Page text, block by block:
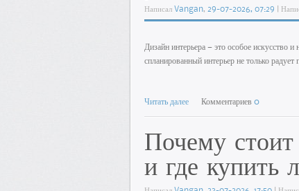
НаписалVangan, 29-07-2026, 07:29 |
Дизайн интерьера — это особое искусство
спланированный интерьер не только
Читать далее Комментариев0
Почему
и где